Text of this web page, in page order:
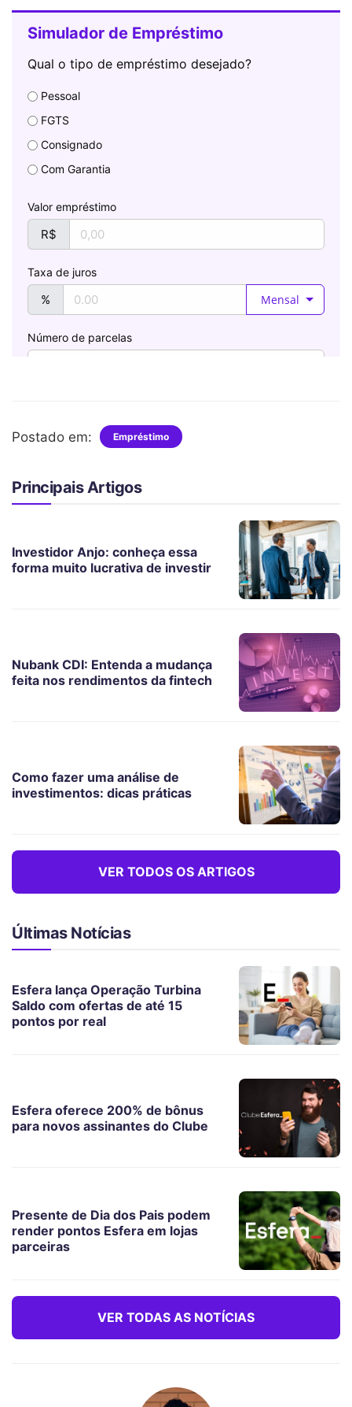
Postado em: Empréstimo
Principais Artigos
Investidor Anjo: conheça essa
forma muito lucrativa de investir
Nubank CDI: Entenda a mudança
feita nos rendimentos da fintech
Como fazer uma análise de
investimentos: dicas práticas
VER TODOS OS ARTIGOS
Últimas Notícias
Esfera lança Operação Turbina
Saldo com ofertas de até 15
pontos por real
Esfera oferece 200% de bônus
para novos assinantes do Clube
Presente de Dia dos Pais podem
render pontos Esfera em lojas
parceiras
VER TODAS AS NOTÍCIAS